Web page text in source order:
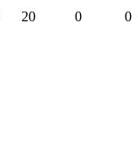
20 0 0